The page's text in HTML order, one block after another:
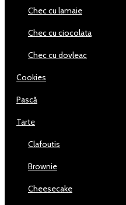
chec cu lamaie
chec cu ciocolata
chec cu dovleac
cookies
pască
tarte
clafoutis
brownie
cheesecake